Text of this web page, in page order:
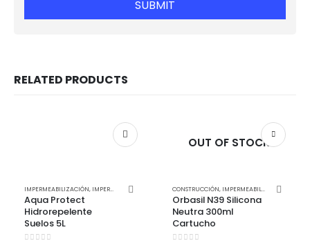
RELATED PRODUCTS
IMPERMEABILIZACIÓN, IMPERMEABILIZANTES IMPERMEABILIZANTES SELLADORES Y PEGAMENTOS
Aqua Protect
Hidrorepelente
Suelos 5L
OUT OF STOCK
CONSTRUCCIÓN, IMPERMEABILIZANTES SELLADORES Y PEGAMENTOS
Orbasil N39 Silicona
Neutra 300ml
Cartucho